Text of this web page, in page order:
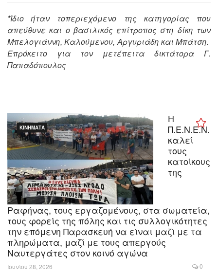
*Ίδιο ήταν τοπεριεχόμενο της κατηγορίας που
απεύθυνε και ο βασιλικός επίτροπος στη δίκη των
Μπελογιάννη, Καλούμενου, Αργυριάδη και Μπάτση.
Επρόκειτο για τον μετέπειτα δικτάτορα Γ.
Παπαδόπουλος
ΚΙΝΉΜΑΤΑ
Η
Π.Ε.Ν.Ε.Ν.
καλεί
τους
κατοίκους
της
Ραφήνας, τους εργαζομένους, στα σωματεία,
τους φορείς της πόλης και τις συλλογικότητες
την επόμενη Παρασκευή να είναι μαζί με τα
πληρώματα, μαζί με τους απεργούς
Ναυτεργάτες στον κοινό αγώνα
Ιουνίου 28, 2026 0